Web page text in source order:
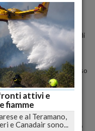
per un ricovero
La richiesta di
Sala Operativa della
Direzione Marittima di
posto, accompagnata
ha effettuato con successo
stabilizzata a bordo,
una volta giunta nel
tempestivo della
mare e sottolinea il ruolo
attivi e
fiamme
e al Teramano,
e Canadair sono...